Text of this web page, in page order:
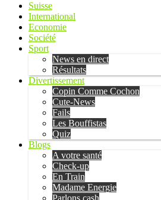
Suisse
International
Economie
Société
Sport
News en direct
Résultats
Divertissement
Copin Comme Cochon
Cute-News
Fails
Les Bouffistas
Quiz
Blogs
A votre santé
Check-up
En Train
Madame Energie
Parlons cash